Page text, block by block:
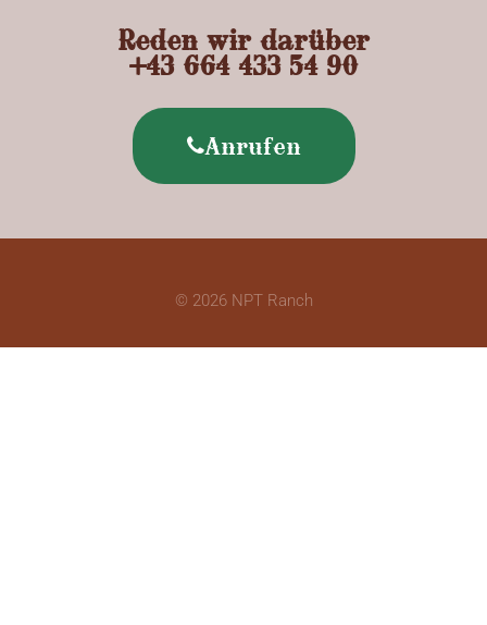
Reden wir darüber
+43 664 433 54 90
Anrufen
© 2026 NPT Ranch